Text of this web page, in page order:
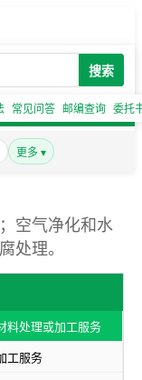
搜索
常见问答 邮编查询 委托
更多 ▾
空气净化和水
处理。
料处理或加工服务
工服务